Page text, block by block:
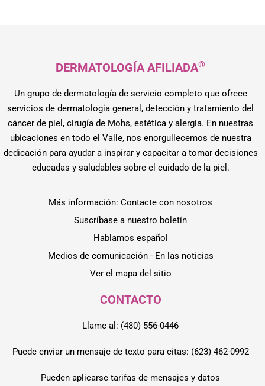
DERMATOLOGÍA AFILIADA®
Un grupo de dermatología de servicio completo que ofrece
servicios de dermatología general, detección y tratamiento del
cáncer de piel, cirugía de Mohs, estética y alergia. En nuestras
ubicaciones en todo el Valle, nos enorgullecemos de nuestra
dedicación para ayudar a inspirar y capacitar a tomar decisiones
educadas y saludables sobre el cuidado de la piel.
Más información: Contacte con nosotros
Suscríbase a nuestro boletín
Hablamos español
Medios de comunicación - En las noticias
Ver el mapa del sitio
CONTACTO
Llame al: (480) 556-0446
Puede enviar un mensaje de texto para citas: (623) 462-0992
Pueden aplicarse tarifas de mensajes y datos